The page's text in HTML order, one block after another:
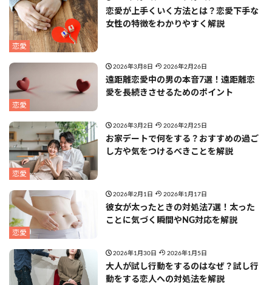
恋愛
恋愛が上手くいく方法とは？恋愛下手な
女性の特徴をわかりやすく解説
恋愛
2026年3月8日 2026年2月26日
遠距離恋愛中の男の本音7選！遠距離恋
愛を長続きさせるためのポイント
恋愛
2026年3月2日 2026年2月25日
お家デートで何をする？おすすめの過ご
し方や気をつけるべきことを解説
恋愛
2026年2月1日 2026年1月17日
彼女が太ったときの対処法7選！太った
ことに気づく瞬間やNG対応を解説
2026年1月30日 2026年1月5日
大人が試し行動をするのはなぜ？試し行
動をする恋人への対処法を解説